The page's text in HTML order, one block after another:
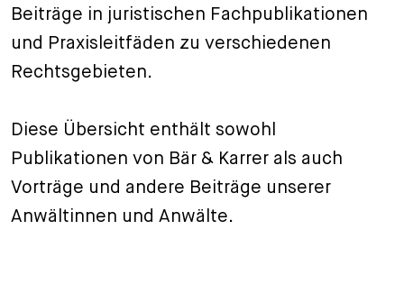
Assistenzen
Beiträge in juristischen Fachpublikationen
und Praxisleitfäden zu verschiedenen
Rechtsgebieten.
Diese Übersicht enthält sowohl
Publikationen von Bär & Karrer als auch
Vorträge und andere Beiträge unserer
Anwältinnen und Anwälte.